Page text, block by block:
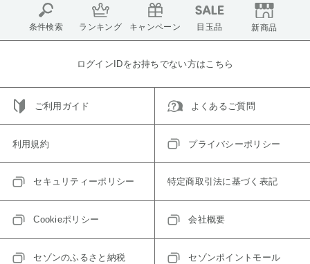
条件検索 ランキング キャンペーン 目玉品 新商品
ログインIDをお持ちでない方はこちら
ご利用ガイド よくあるご質問
利用規約 プライバシーポリシー
セキュリティーポリシー 特定商取引法に基づく表記
Cookieポリシー 会社概要
セゾンのふるさと納税 セゾンポイントモール